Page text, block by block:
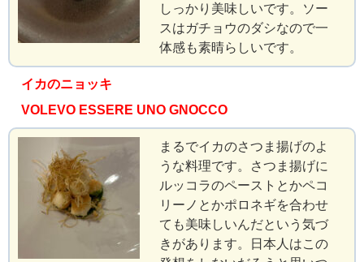
しっかり美味しいです。ソー
スはガチョウのダシなので一
体感も素晴らしいです。
イカのニョッキ
VOLEVO ESSERE UNO GNOCCO
まるでイカのさつま揚げのよ
うな料理です。さつま揚げに
ルッコラのペーストとかペコ
リーノとかポロネギを合わせ
ても美味しいんだという気づ
きがあります。日本人はこの